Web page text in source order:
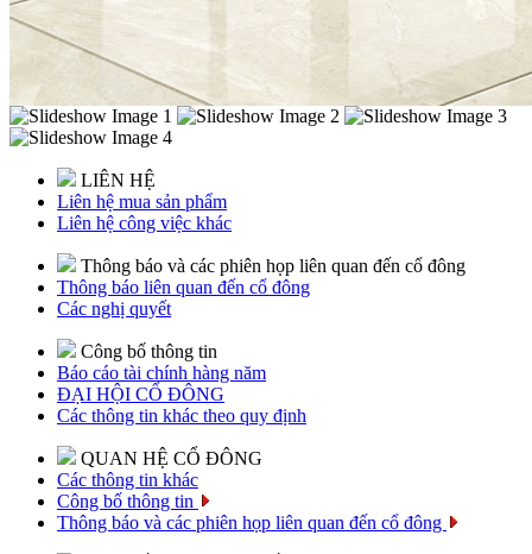
LIÊN HỆ
Liên hệ mua sản phẩm
Liên hệ công việc khác
Thông báo và các phiên họp liên quan đến cổ đông
Thông báo liên quan đến cổ đông
Các nghị quyết
Công bố thông tin
Báo cáo tài chính hàng năm
ĐẠI HỘI CỔ ĐÔNG
Các thông tin khác theo quy định
QUAN HỆ CỔ ĐÔNG
Các thông tin khác
Công bố thông tin
Thông báo và các phiên họp liên quan đến cổ đông